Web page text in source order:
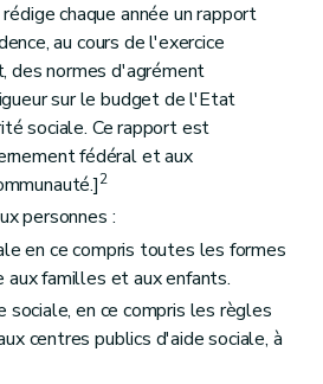
chaque année un rapport
au cours de l'exercice
des normes d'agrément
sur le budget de l'Etat
sociale. Ce rapport est
fédéral et aux
2
personnes :
en ce compris toutes les formes
familles et aux enfants.
sociale, en ce compris les règles
centres publics d'aide sociale, à